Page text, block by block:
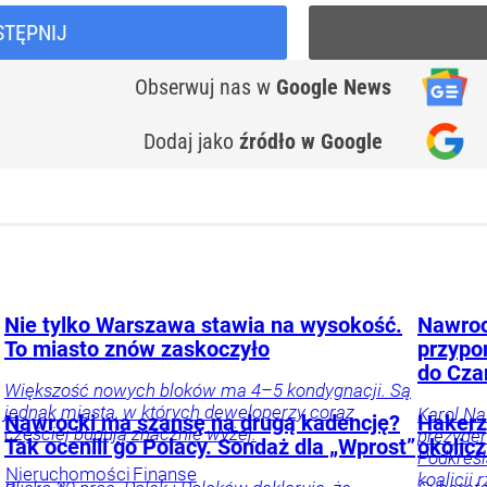
Obserwuj nas w Google News
Dodaj jako źródło w Google
Nie tylko Warszawa stawia na wysokość.
To miasto znów zaskoczyło
Większość nowych bloków ma 4–5 kondygnacji. Są
jednak miasta, w których deweloperzy coraz
częściej budują znacznie wyżej.
Nieruchomości Finanse
do
Karol
koalicji
Nawrocki ma szansę na drugą kadencję?
Tak ocenili go Polacy. Sondaż dla „Wprost”